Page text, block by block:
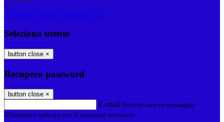
-
Entra con SPID
Entra con CIE
Seleziona utente
button close ×
Recupero password
button close ×
E-mail Verrà inviato un messaggio
all'indirizzo indicato con le istruzioni necessarie.